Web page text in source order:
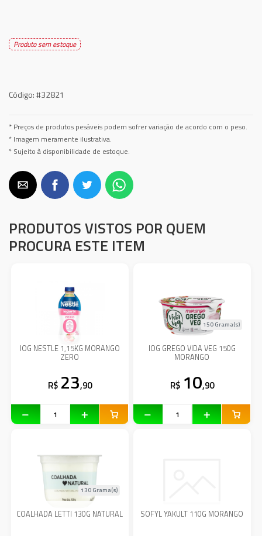
Produto sem estoque
Código:#32821
* Preços de produtos pesáveis podem sofrer variação de acordo com o peso.
* Imagem meramente ilustrativa.
* Sujeito à disponibilidade de estoque.
PRODUTOS VISTOS POR QUEM
PROCURA ESTE ITEM
IOG NESTLE 1,15KG MORANGO
ZERO
R$ 23,90
IOG GREGO VIDA VEG 150G
MORANGO
150 Grama(s)
R$ 10,90
COALHADA LETTI 130G NATURAL
130 Grama(s)
SOFYL YAKULT 110G MORANGO